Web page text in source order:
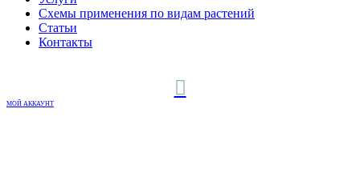
Схемы применения по видам растений
Статьи
Контакты
МОЙ АККАУНТ